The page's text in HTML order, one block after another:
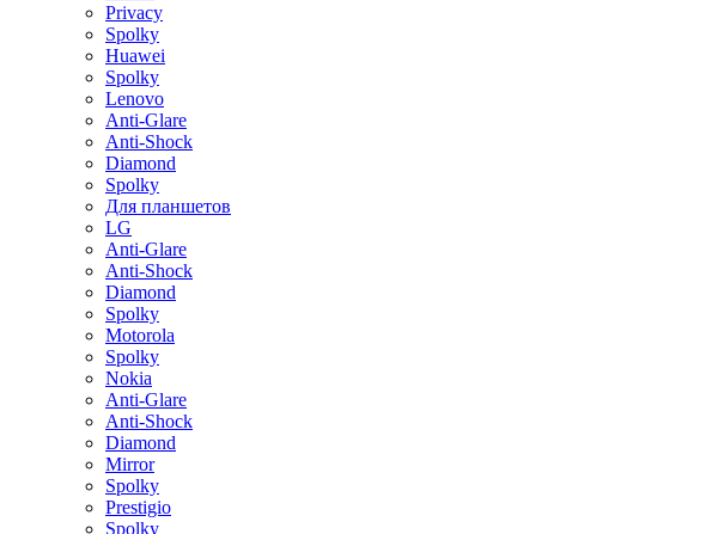
Privacy
Spolky
Huawei
Spolky
Lenovo
Anti-Glare
Anti-Shock
Diamond
Spolky
Для планшетов
LG
Anti-Glare
Anti-Shock
Diamond
Spolky
Motorola
Spolky
Nokia
Anti-Glare
Anti-Shock
Diamond
Mirror
Spolky
Prestigio
Spolky